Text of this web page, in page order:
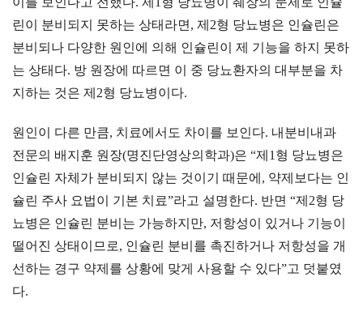
린이 분비되지 못하는 상태라면, 제2형 당뇨병은 인슐린은
분비되나 다양한 원인에 의해 인슐린이 제 기능을 하지 못하
는 상태다. 방 원장에 따르면 이 중 당뇨환자의 대부분을 차
지하는 것은 제2형 당뇨병이다.
원인이 다른 만큼, 치료에서도 차이를 보인다. 내분비내과
전문의 배지훈 원장(명진단영상의학과)은 “제1형 당뇨병은
인슐린 자체가 분비되지 않는 것이기 때문에, 약제보다는 인
슐린 주사 요법이 기본 치료”라고 설명한다. 반면 “제2형 당
뇨병은 인슐린 분비는 가능하지만, 저항성이 있거나 기능이
떨어진 상태이므로, 인슐린 분비를 촉진하거나 저항성을 개
선하는 경구 약제를 상황에 맞게 사용할 수 있다”고 덧붙였
다.